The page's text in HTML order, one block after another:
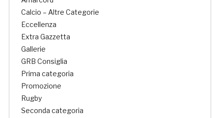
Calcio – Altre Categorie
Eccellenza
Extra Gazzetta
Gallerie
GRB Consiglia
Prima categoria
Promozione
Rugby
Seconda categoria